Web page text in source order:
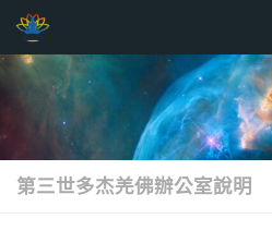
Skip to content
第三世多杰羌佛辦公室說明